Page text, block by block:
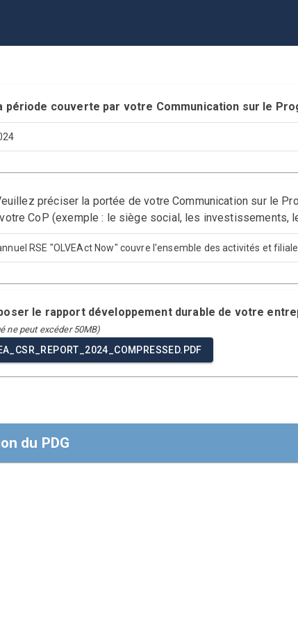
période couverte par votre Communication sur le
préciser la portée de votre Communication sur le
CoP (exemple : le siège social, les investissements,
RSE "OLVEAct Now" couvre l'ensemble des activités et
le rapport développement durable de votre
ne peut excéder 50MB)
du PDG